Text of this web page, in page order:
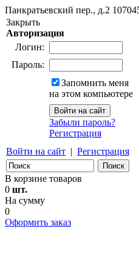
Панкратьевский пер., д.2
Закрыть
Авторизация
Логин:
Пароль:
Запомнить меня
на этом компьютере
Забыли пароль?
Регистрация
Войти на сайт | Регистрация
В корзине товаров
0 шт.
На сумму
0
Оформить заказ